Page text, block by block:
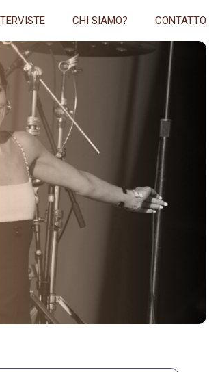
CHI SIAMO? CONTATTO